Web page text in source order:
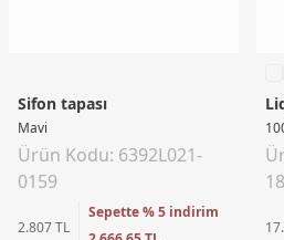
Sifon tapası
Mavi
Ürün Kodu: 6392L021-
0159
2.807 TL
Sepette % 5 indirim